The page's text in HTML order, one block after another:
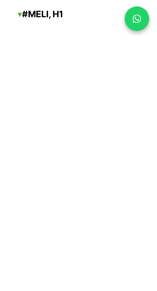
▾#MELI, H1